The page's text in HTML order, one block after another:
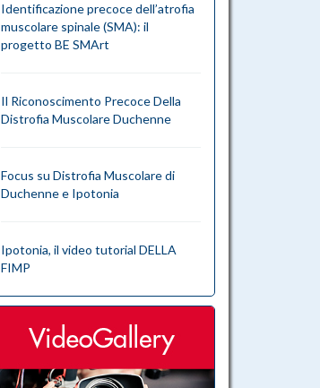
Identificazione precoce dell’atrofia
muscolare spinale (SMA): il
progetto BE SMArt
Il Riconoscimento Precoce Della
Distrofia Muscolare Duchenne
Focus su Distrofia Muscolare di
Duchenne e Ipotonia
Ipotonia, il video tutorial DELLA
FIMP